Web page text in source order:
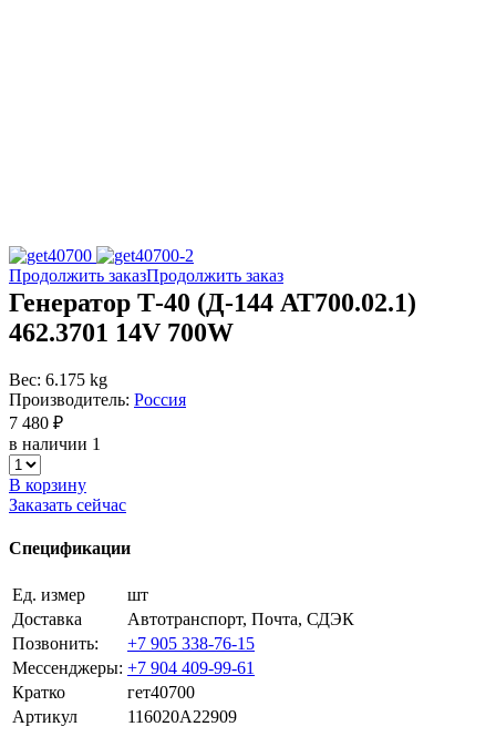
Продолжить заказПродолжить заказ
Генератор Т-40 (Д-144 АТ700.02.1)
462.3701 14V 700W
Вес: 6.175 kg
Производитель: Россия
7 480 ₽
в наличии 1
В корзину
Заказать сейчас
Спецификации
Ед. измер
шт
Доставка
Автотранспорт, Почта, СДЭК
Позвонить:
+7 905 338-76-15
Мессенджеры: +7 904 409-99-61
Кратко
гет40700
Артикул
116020A22909